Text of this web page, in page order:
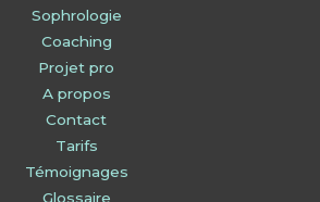
Sophrologie
Coaching
Projet pro
A propos
Contact
Tarifs
Témoignages
Glossaire